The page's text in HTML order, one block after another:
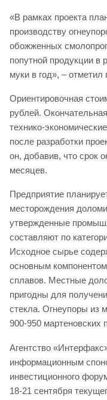
«В рамках проекта
производству
обожженных
попутной продукции в
муки в год», – отметил
Ориентировочная
рублей.
технико-
после разработки
он, добавив, что срок
месяцев.
Предприятие
месторождения
утвержденные
составляют по
Исходное сырье
основным
сплавов. Местные
пригодны для
стекла. Огнеупоры из
900-950 мартеновских
Агентство
информационным
инвестиционного
18-21 сентября